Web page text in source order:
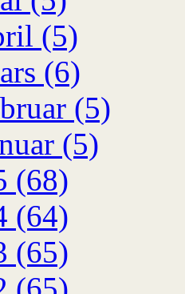
(5)
(6)
(5)
(5)
(68)
(64)
(65)